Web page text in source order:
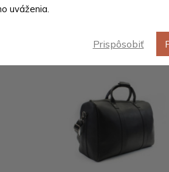
uváženia.
Prispôsobiť